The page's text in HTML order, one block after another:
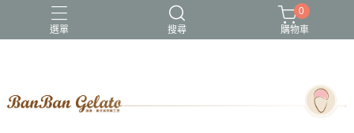
選單 搜尋
0
購物車